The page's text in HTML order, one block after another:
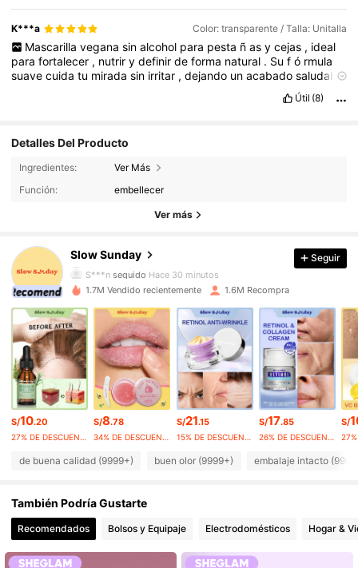
K***a Color: transparente / Talla: Unitalla
Mascarilla vegana sin alcohol para pesta ñ as y cejas , ideal
parafortalecer , nutrirydefinirdeforma natural . Sufó rmula
suavecuidatu miradasin irritar ,dejando unacabadosaludable
Útil (8)
Detalles Del Producto
Ingredientes:
Ver Más
Función:
embellecer
Ver más
Slow Sunday
355K Seguidores
355K Seguidores
4.89
S***n seguido Hace 30 minutos
4.89
4.89 355K Seguidores
4.89 355K Seguidores
4.89 355K Seguidores
4.89 355K Seguidores
4.89 355K Seguidores
Seguir
1.7M Vendido recientemente 1.6M Recompra
S/10.20
27% DE DESCUENTO
S/8.78
34% DE DESCUENTO
S/21.15
15% DE DESCUENTO
S/17.85
26% DE DESCUENTO
S/
de buena calidad (9999+) buen olor (9999+) embalaje intacto
También Podría Gustarte
Recomendados Bolsos y Equipaje Electrodomésticos Hogar &